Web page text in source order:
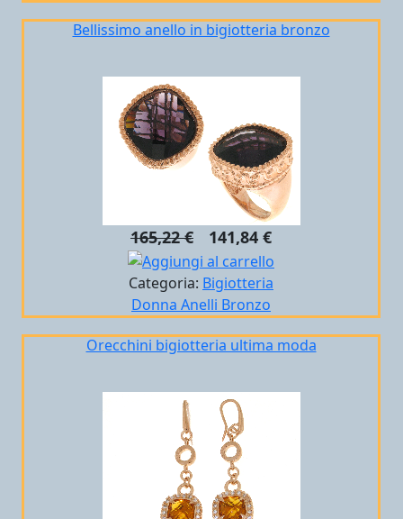
Bellissimo anello in bigiotteria bronzo
165,22 € 141,84 €
Categoria: Bigiotteria
Donna Anelli Bronzo
Orecchini bigiotteria ultima moda